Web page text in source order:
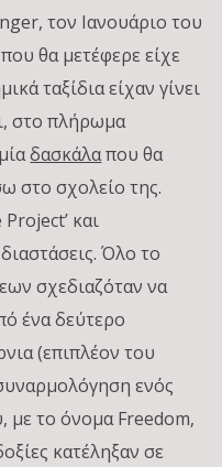
τον Ιανουάριο του
θα μετέφερε είχε
ταξίδια είχαν γίνει
στο πλήρωμα
δασκάλαπου θα
στο σχολείο της.
και
Όλο το
σχεδιαζόταν να
ένα δεύτερο
(επιπλέον του
ενός
με το όνομα Freedom,
κατέληξαν σε